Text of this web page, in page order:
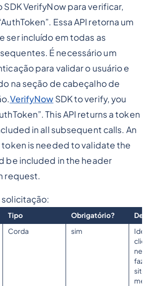
SDK VerifyNow para verificar,
Essa API retorna um
ser incluído em todas as
É necessário um
para validar o usuário e
na seção de cabeçalho de
VerifyNow SDK to verify, you
This API returns a token
in all subsequent calls. An
is needed to validate the
be included in the header
request.
solicitação:
Tipo Obrigatório?
Corda sim
fazer
site